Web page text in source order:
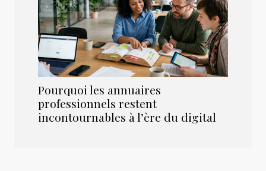
Pourquoi les annuaires
professionnels restent
incontournables à l’ère du digital